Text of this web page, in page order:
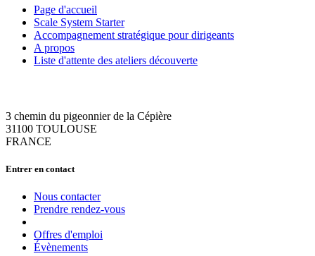
Page d'accueil
Scale System Starter
Accompagnement stratégique pour dirigeants
A propos
Liste d'attente des ateliers découverte
3 chemin du pigeonnier de la Cépière
31100 TOULOUSE
FRANCE
Entrer en contact
Nous contacter
Prendre rendez-vous
Offres d'emploi
Évènements